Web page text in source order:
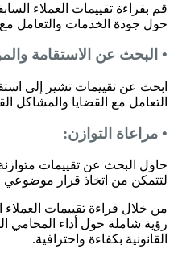
قم بقراءة تقييمات العملاء
حول جودة الخدمات والتعامل
• البحث عن الاستقامة
ابحث عن تقييمات تشير إلى
التعامل مع القضايا والمشاكل
• مراعاة التوازن:
حاول البحث عن تقييمات
لتتمكن من اتخاذ قرار
من خلال قراءة تقييمات
رؤية شاملة حول أداء المحامي
القانونية بكفاءة واحترافية.